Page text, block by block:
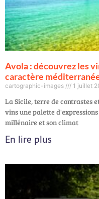
Avola : découvrez les
caractère
cartographic-images 1 juillet
La Sicile, terre de contrastes
vins une palette
millénaire et son climat
En lire plus